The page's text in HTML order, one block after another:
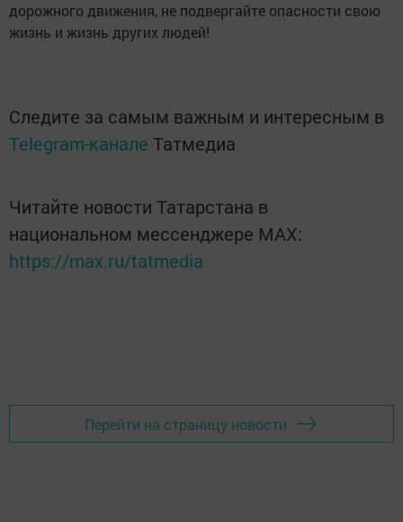
дорожного движения, не подвергайте опасности свою
жизнь и жизнь других людей!
Следите за самым важным и интересным в
Telegram-канале Татмедиа
Читайте новости Татарстана в
национальном мессенджере MАХ:
https://max.ru/tatmedia
Перейти на страницу новости